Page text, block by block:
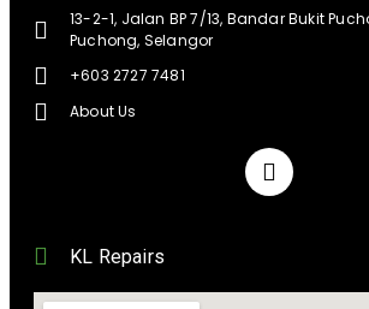
13-2-1, Jalan BP 7/13, Bandar Bukit
Puchong, Selangor
+603 2727 7481
About Us
KL Repairs